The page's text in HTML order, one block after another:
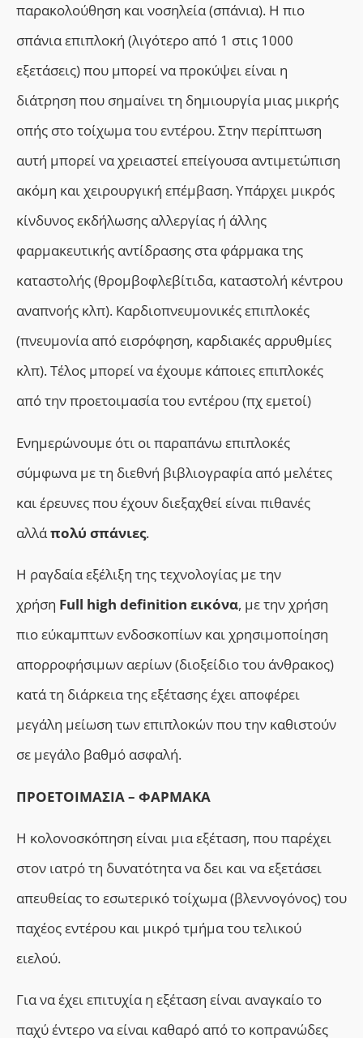
παρακολούθηση και νοσηλεία (σπάνια). Η πιο
σπάνια επιπλοκή (λιγότερο από 1 στις 1000
εξετάσεις) που μπορεί να προκύψει είναι η
διάτρηση που σημαίνει τη δημιουργία μιας μικρής
οπής στο τοίχωμα του εντέρου. Στην περίπτωση
αυτή μπορεί να χρειαστεί επείγουσα αντιμετώπιση
ακόμη και χειρουργική επέμβαση. Υπάρχει μικρός
κίνδυνος εκδήλωσης αλλεργίας ή άλλης
φαρμακευτικής αντίδρασης στα φάρμακα της
καταστολής (θρομβοφλεβίτιδα, καταστολή κέντρου
αναπνοής κλπ). Καρδιοπνευμονικές επιπλοκές
(πνευμονία από εισρόφηση, καρδιακές αρρυθμίες
κλπ). Τέλος μπορεί να έχουμε κάποιες επιπλοκές
από την προετοιμασία του εντέρου (πχ εμετοί)
Ενημερώνουμε ότι οι παραπάνω επιπλοκές
σύμφωνα με τη διεθνή βιβλιογραφία από μελέτες
και έρευνες που έχουν διεξαχθεί είναι πιθανές
αλλάπολύ σπάνιες.
Η ραγδαία εξέλιξη της τεχνολογίας με την
χρήση Full high definition εικόνα, με την χρήση
πιο εύκαμπτων ενδοσκοπίων και χρησιμοποίηση
απορροφήσιμων αερίων (διοξείδιο του άνθρακος)
κατά τη διάρκεια της εξέτασης έχει αποφέρει
μεγάλη μείωση των επιπλοκών που την καθιστούν
σε μεγάλο βαθμό ασφαλή.
ΠΡΟΕΤΟΙΜΑΣΙΑ – ΦΑΡΜΑΚΑ
Η κολονοσκόπηση είναι μια εξέταση, που παρέχει
στον ιατρό τη δυνατότητα να δει και να εξετάσει
απευθείας το εσωτερικό τοίχωμα (βλεννογόνος) του
παχέος εντέρου και μικρό τμήμα του τελικού
ειελού.
Για να έχει επιτυχία η εξέταση είναι αναγκαίο το
παχύ έντερο να είναι καθαρό από το κοπρανώδες